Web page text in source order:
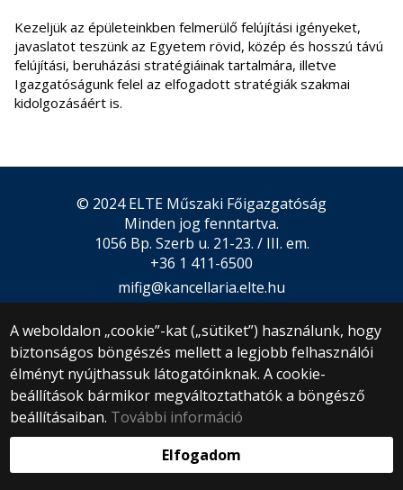
Kezeljük az épületeinkben felmerülő felújítási igényeket,
javaslatot teszünk az Egyetem rövid, közép és hosszú távú
felújítási, beruházási stratégiáinak tartalmára, illetve
Igazgatóságunk felel az elfogadott stratégiák szakmai
kidolgozásáért is.
A weboldalon „cookie”-kat („sütiket”) használunk, hogy
biztonságos böngészés mellett a legjobb felhasználói
élményt nyújthassuk látogatóinknak. A cookie-
beállítások bármikor megváltoztathatók a böngésző
beállításaiban. További információ
Elfogadom
© 2024 ELTE Műszaki Főigazgatóság
Minden jog fenntartva.
1056 Bp. Szerb u. 21-23. / III. em.
+36 1 411-6500
mifig@kancellaria.elte.hu